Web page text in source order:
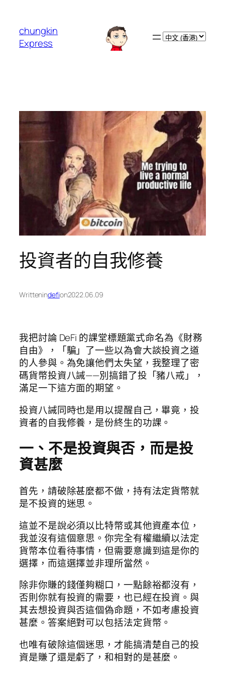
chungkin
Express
Choose
投資者的自我修養
Writtenindefion2022.06.09
我把討論 DeFi 的課堂標題黨式命名為《財務
自由》，「騙」了一些以為會大談投資之道
的人參與。為免讓他們太失望，我整理了密
碼貨幣投資八誡——別搞錯了投「豬八戒」，
滿足一下這方面的期望。
投資八誡同時也是用以提醒自己，畢竟，投
資者的自我修養，是份終生的功課。
一、不是投資與否，而是投
資甚麼
首先，請破除甚麼都不做，持有法定貨幣就
是不投資的迷思。
這並不是說必須以比特幣或其他資產本位，
我並沒有這個意思。你完全有權繼續以法定
貨幣本位看待事情，但需要意識到這是你的
選擇，而這選擇並非理所當然。
除非你賺的錢僅夠糊口，一點餘裕都沒有，
否則你就有投資的需要，也已經在投資。與
其去想投資與否這個偽命題，不如考慮投資
甚麼。答案絕對可以包括法定貨幣。
也唯有破除這個迷思，才能搞清楚自己的投
資是賺了還是虧了，和相對的是甚麼。